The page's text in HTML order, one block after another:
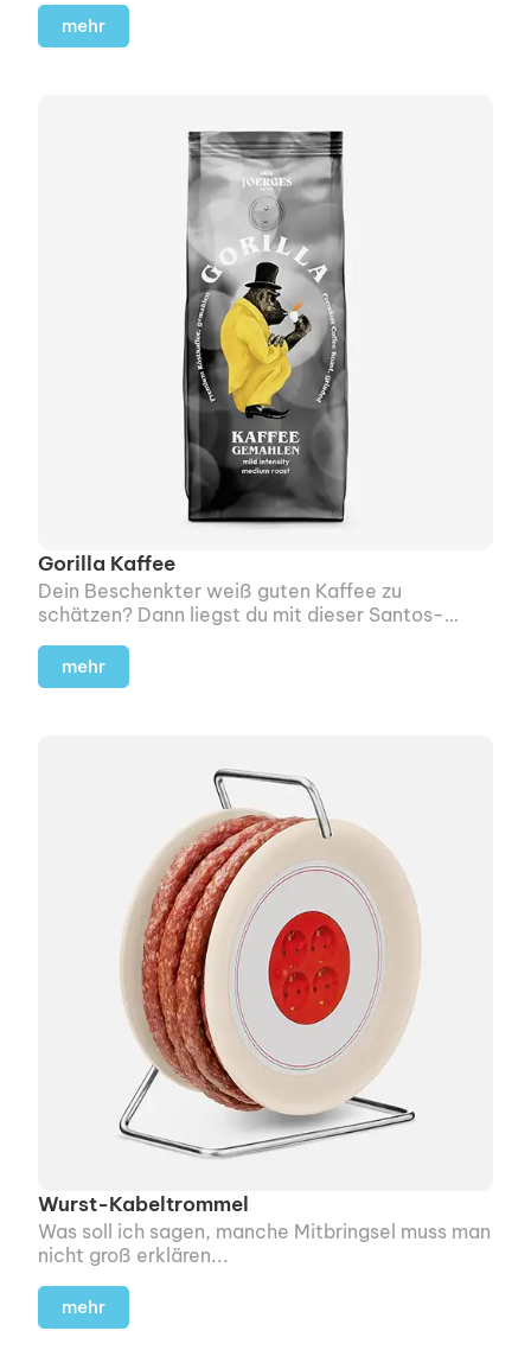
mehr
Gorilla Kaffee
Dein Beschenkter weiß guten Kaffee zu
schätzen? Dann liegst du mit dieser Santos-
mehr
Wurst-Kabeltrommel
Was soll ich sagen, manche Mitbringsel muss man
nicht groß erklären...
mehr